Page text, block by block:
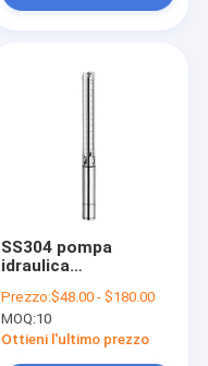
SS304 pompa
idraulica
pollici 3kw 4hp
415Kpa elettrico
Prezzo:$48.00 - $180.00
MOQ:10
Ottieni l'ultimo prezzo